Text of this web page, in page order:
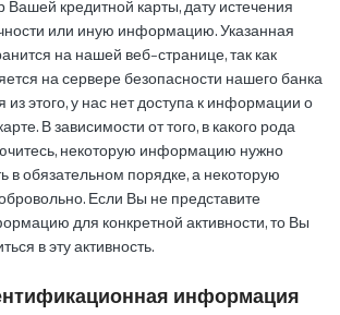
Вашей кредитной карты, дату истечения
или иную информацию. Указанная
на нашей веб-странице, так как
на сервере безопасности нашего банка
из этого, у нас нет доступа к информации о
В зависимости от того, в какого рода
некоторую информацию нужно
в обязательном порядке, а некоторую
Если Вы не представите
для конкретной активности, то Вы
в эту активность.
информация